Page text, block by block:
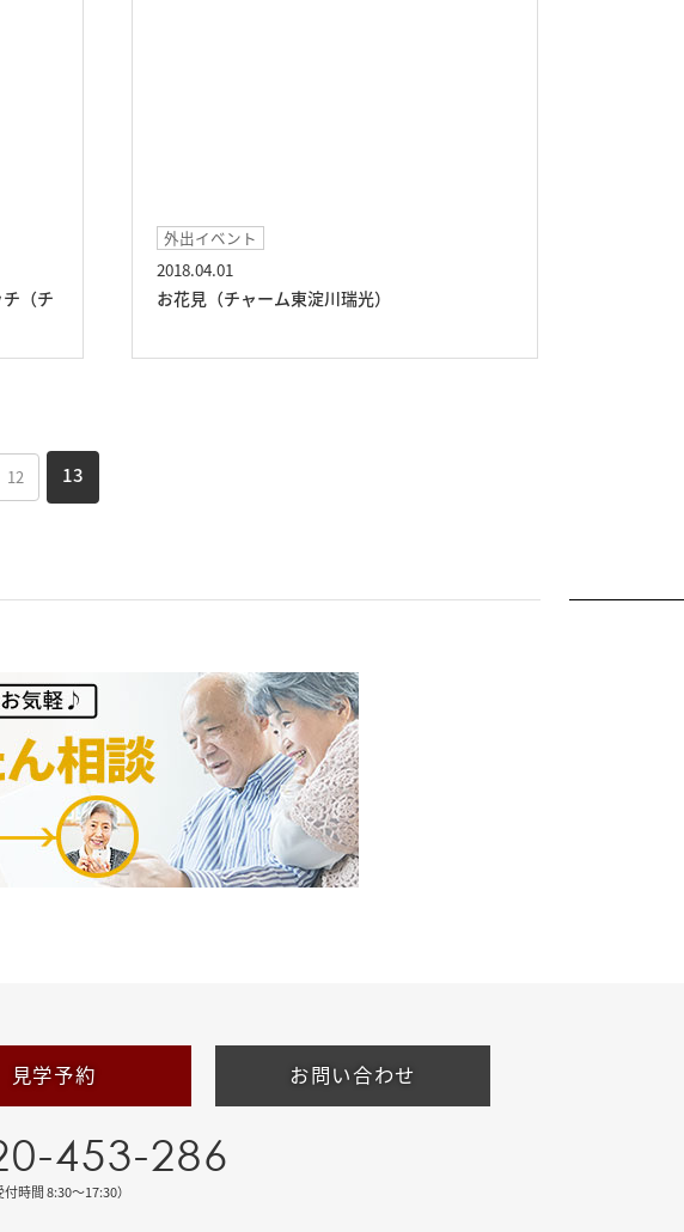
（チ
外出イベント
2018.04.01
お花見（チャーム東淀川瑞光）
12 13
見学予約 お問い合わせ
453-286
付時間 8:30〜17:30）